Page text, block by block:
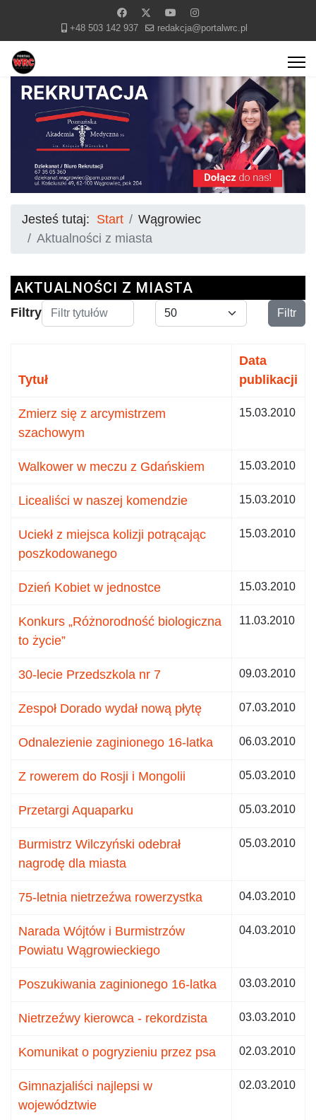
+48 503 142 937 redakcja@portalwrc.pl
Jesteś tutaj: Start
Wągrowiec
Aktualności z miasta
AKTUALNOŚCI Z MIASTA
FiltryFiltr tytułów Pokaż # Filtr
Tytuł
Data
publikacji
Zmierz się z arcymistrzem
szachowym
15.03.2010
Walkower w meczu z Gdańskiem 15.03.2010
Licealiści w naszej komendzie 15.03.2010
Uciekł z miejsca kolizji potrącając
poszkodowanego
15.03.2010
Dzień Kobiet w jednostce 15.03.2010
Konkurs „Różnorodność biologiczna
to życie”
11.03.2010
30-lecie Przedszkola nr 7 09.03.2010
Zespoł Dorado wydał nową płytę 07.03.2010
Odnalezienie zaginionego 16-latka 06.03.2010
Z rowerem do Rosji i Mongolii 05.03.2010
Przetargi Aquaparku 05.03.2010
Burmistrz Wilczyński odebrał
nagrodę dla miasta
05.03.2010
75-letnia nietrzeźwa rowerzystka 04.03.2010
Narada Wójtów i Burmistrzów
Powiatu Wągrowieckiego
04.03.2010
Poszukiwania zaginionego 16-latka 03.03.2010
Nietrzeźwy kierowca - rekordzista 03.03.2010
Komunikat o pogryzieniu przez psa 02.03.2010
Gimnazjaliści najlepsi w
województwie
02.03.2010